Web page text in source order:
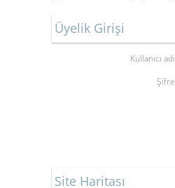
Üyelik Girişi
Kullanıcı adı
Şifre
Site Haritası